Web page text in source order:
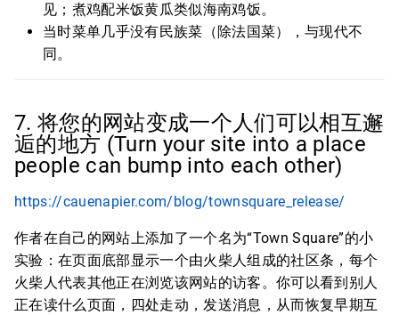
见；煮鸡配米饭黄瓜类似海南鸡饭。
当时菜单几乎没有民族菜（除法国菜），与现代不
同。
7. 将您的网站变成一个人们可以相互邂
逅的地方 (Turn your site into a place
people can bump into each other)
https://cauenapier.com/blog/townsquare_release/
作者在自己的网站上添加了一个名为“Town Square”的小
实验：在页面底部显示一个由火柴人组成的社区条，每个
火柴人代表其他正在浏览该网站的访客。你可以看到别人
正在读什么页面，四处走动，发送消息，从而恢复早期互